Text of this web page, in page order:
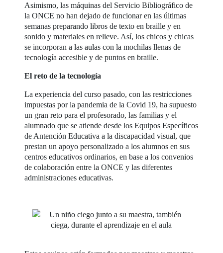
Asimismo, las máquinas del Servicio Bibliográfico de
la ONCE no han dejado de funcionar en las últimas
semanas preparando libros de texto en braille y en
sonido y materiales en relieve. Así, los chicos y chicas
se incorporan a las aulas con la mochilas llenas de
tecnología accesible y de puntos en braille.
El reto de la tecnología
La experiencia del curso pasado, con las restricciones
impuestas por la pandemia de la Covid 19, ha supuesto
un gran reto para el profesorado, las familias y el
alumnado que se atiende desde los Equipos Específicos
de Antención Educativa a la discapacidad visual, que
prestan un apoyo personalizado a los alumnos en sus
centros educativos ordinarios, en base a los convenios
de colaboración entre la ONCE y las diferentes
administraciones educativas.